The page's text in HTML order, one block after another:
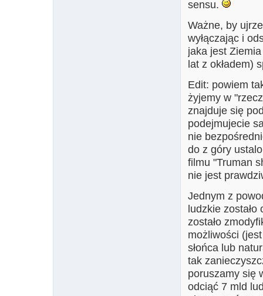
sensu.
Ważne, by
wyłączając i
jaka jest
lat z okładem)
Edit: powiem
żyjemy w
znajduje się
podejmujecie
nie
do z góry
filmu "Truman
nie jest
Jednym z
ludzkie zostało
zostało
możliwości
słońca lub
tak
poruszamy się
odciąć 7 mld